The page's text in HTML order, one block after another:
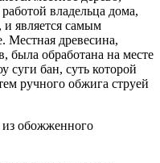
владельца дома,
и является самым
Местная древесина,
была обработана на месте
суги бан, суть которой
ручного обжига струей